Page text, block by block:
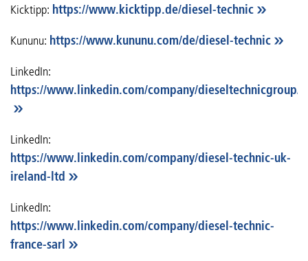
Kicktipp: https://www.kicktipp.de/diesel-technic
Kununu: https://www.kununu.com/de/diesel-technic
LinkedIn:
https://www.linkedin.com/company/dieseltechnicgroup/
LinkedIn:
https://www.linkedin.com/company/diesel-technic-uk-
ireland-ltd
LinkedIn:
https://www.linkedin.com/company/diesel-technic-
france-sarl